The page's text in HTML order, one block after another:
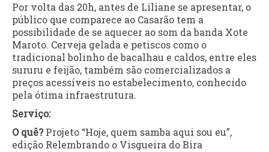
Por volta das 20h, antes de Liliane se apresentar, o
público que comparece ao Casarão tem a
possibilidade de se aquecer ao som da banda Xote
Maroto. Cerveja gelada e petiscos como o
tradicional bolinho de bacalhau e caldos, entre eles
sururu e feijão, também são comercializados a
preços acessíveis no estabelecimento, conhecido
pela ótima infraestrutura.
Serviço:
O quê?Projeto “Hoje, quem samba aqui sou eu”,
edição Relembrando o Visgueira do Bira